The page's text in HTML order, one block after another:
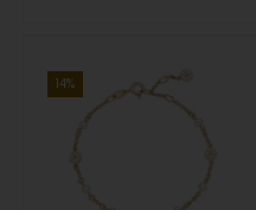
14%